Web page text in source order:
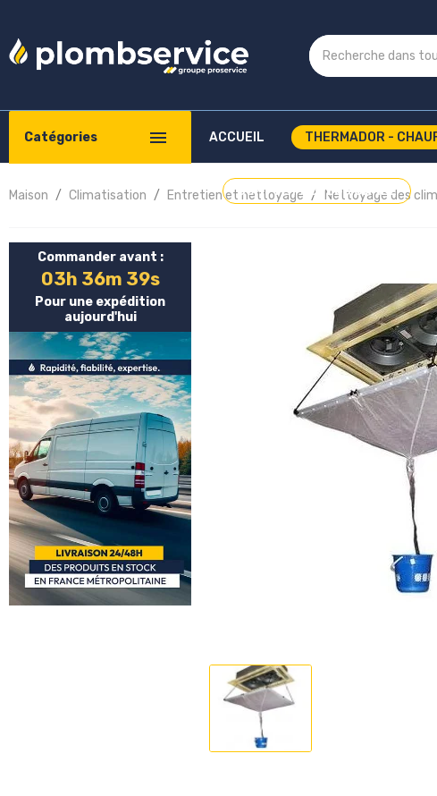
Catégories ACCUEIL THERMADOR -
COMPTE PROFESSIONNEL
Maison Climatisation Entretien et nettoyage Nettoyage des
Commander avant :
03h 36m 39s
Pour une expédition
aujourd'hui